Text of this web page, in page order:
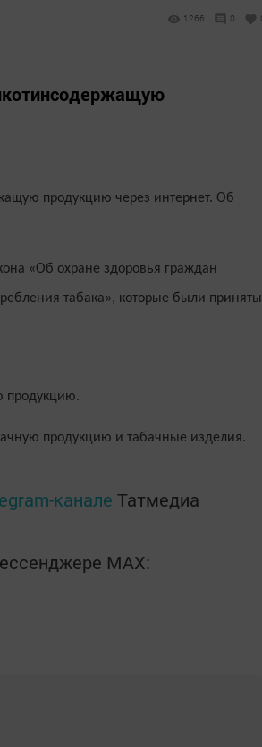
1266 0
продукцию через интернет. Об
«Об охране здоровья граждан
табака», которые были приняты
продукцию.
продукцию и табачные изделия.
канале Татмедиа
MАХ: